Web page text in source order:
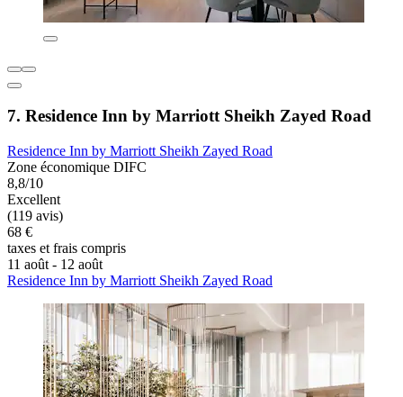
7. Residence Inn by Marriott Sheikh Zayed Road
Residence Inn by Marriott Sheikh Zayed Road
Zone économique DIFC
8,8/10
Excellent
(119 avis)
68 €
taxes et frais compris
11 août - 12 août
Residence Inn by Marriott Sheikh Zayed Road